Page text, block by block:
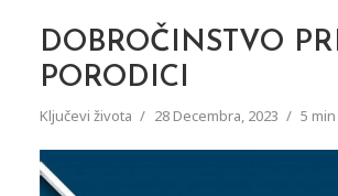
DOBROČINSTVO
PORODICI
Ključevi života 28 Decembra, 2023 5